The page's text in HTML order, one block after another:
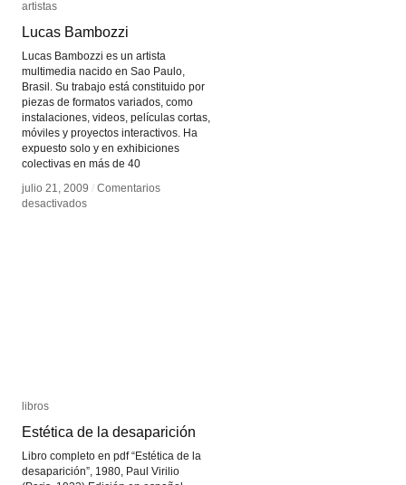
artistas
Lucas Bambozzi
Lucas Bambozzi es un artista
multimedia nacido en Sao Paulo,
Brasil. Su trabajo está constituido por
piezas de formatos variados, como
instalaciones, videos, películas cortas,
móviles y proyectos interactivos. Ha
expuesto solo y en exhibiciones
colectivas en más de 40
julio 21, 2009 / Comentarios
desactivadosen
artistas
Lucas Bambozzi
julio 21, 2009 / Comentarios
desactivadosen
libros
Estética de la desaparición
Libro completo en pdf “Estética de la
desaparición”, 1980, Paul Virilio
libros
Estética de la desaparición